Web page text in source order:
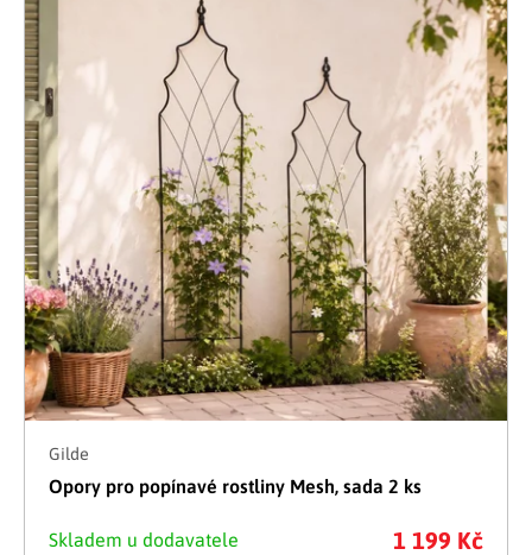
Gilde
Opory pro popínavé rostliny Mesh, sada 2 ks
Skladem u dodavatele 1 199 Kč